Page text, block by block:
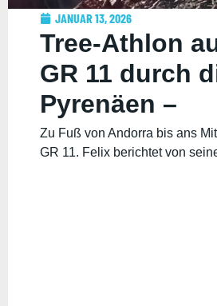
JANUAR 13, 2026
Tree-Athlon
GR 11 durch
Pyrenäen –
Reisebericht
Zu Fuß von Andorra bis ans
GR 11. Felix berichtet von